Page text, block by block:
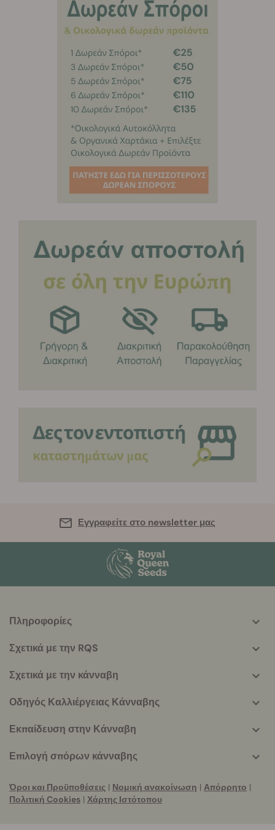
Εγγραφείτε στο newsletter μας
More
info
Πληροφορίες
Σχετικά με την RQS
Σχετικά με την κάνναβη
Οδηγός Καλλιέργειας Κάνναβης
Εκπαίδευση στην Κάνναβη
Επιλογή σπόρων κάνναβης
Όροι και Προϋποθέσεις | Νομική ανακοίνωση | Απόρρητο |
Πολιτική Cookies | Χάρτης Ιστότοπου